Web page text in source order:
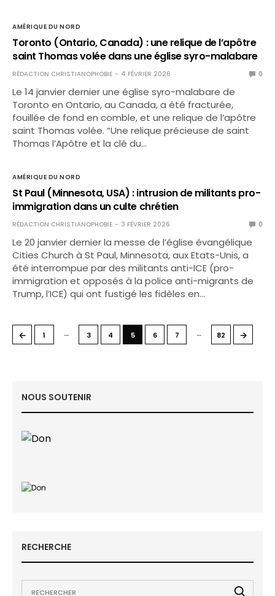
AMÉRIQUE DU NORD
Toronto (Ontario, Canada) : une relique de l’apôtre
saint Thomas volée dans une église syro-malabare
RÉDACTION CHRISTIANOPHOBIE 4 FÉVRIER 2026 0
Le 14 janvier dernier une église syro-malabare de
Toronto en Ontario, au Canada, a été fracturée,
fouillée de fond en comble, et une relique de l’apôtre
saint Thomas volée. “Une relique précieuse de saint
Thomas l’Apôtre et la clé du…
AMÉRIQUE DU NORD
St Paul (Minnesota, USA) : intrusion de militants pro-
immigration dans un culte chrétien
RÉDACTION CHRISTIANOPHOBIE 3 FÉVRIER 2026 0
Le 20 janvier dernier la messe de l’église évangélique
Cities Church à St Paul, Minnesota, aux Etats-Unis, a
été interrompue par des militants anti-ICE (pro-
immigration et opposés à la police anti-migrants de
Trump, l’ICE) qui ont fustigé les fidèles en…
← 1 … 3 4 5 6 7 … 82 →
NOUS SOUTENIR
RECHERCHE